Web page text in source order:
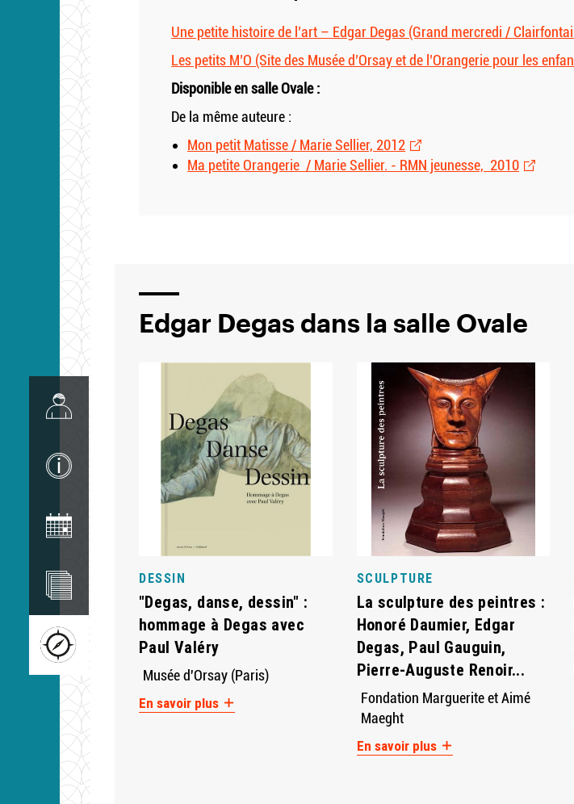
Image
Une petite histoire de l’art – Edgar Degas (Grand mercredi /
Les petits M’O (Site des Musée d’Orsay et de l’Orangerie pour les
Disponible en salle Ovale :
De la même auteure :
Mon petit Matisse / Marie Sellier, 2012
Ma petite Orangerie / Marie Sellier. - RMN jeunesse, 2010
Edgar Degas dans la salle Ovale
DESSIN
"Degas, danse, dessin" :
hommage à Degas avec
Paul Valéry
Musée d'Orsay (Paris)
En savoir plus
SCULPTURE
La sculpture des peintres :
Honoré Daumier, Edgar
Degas, Paul Gauguin,
Pierre-Auguste Renoir...
Fondation Marguerite et Aimé
Maeght
En savoir plus